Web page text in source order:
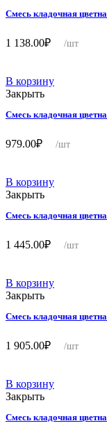
Смесь кладочная
1 138.00₽ /шт
В корзину
Закрыть
Смесь кладочная
979.00₽ /шт
В корзину
Закрыть
Смесь кладочная
1 445.00₽ /шт
В корзину
Закрыть
Смесь кладочная
1 905.00₽ /шт
В корзину
Закрыть
Смесь кладочная